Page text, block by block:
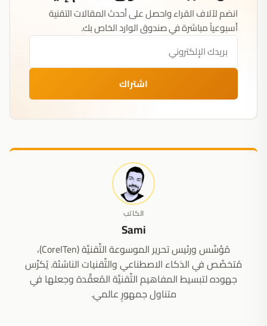
انضم لآلاف القراء واحصل على أحدث المقالات التقنية
أسبوعياً مباشرة في صندوق الوارد الخاص بك.
اشتراك
الكاتب
Sami
مُؤسِّس ورئيس تحرير الموسوعة التِّقنيَّة (CoreITen)،
مُتخصِّص في الذكاء الاصطناعي والتِّقنيات الناشئة. يُكرِّس
جهوده لتبسيط المفاهيم التِّقنيَّة المُعقَّدة وجعلها في
متناول جمهورٍ عالمي.